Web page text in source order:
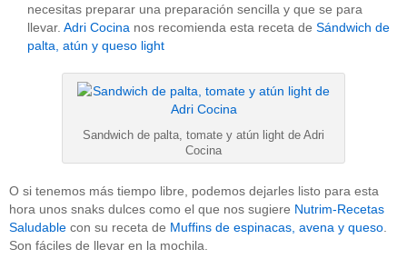
necesitas preparar una preparación sencilla y que se para
llevar. Adri Cocina nos recomienda esta receta de Sándwich de
palta, atún y queso light
Sandwich de palta, tomate y atún light de Adri
Cocina
O si tenemos más tiempo libre, podemos dejarles listo para esta
hora unos snaks dulces como el que nos sugiere Nutrim-Recetas
Saludable con su receta de Muffins de espinacas, avena y queso.
Son fáciles de llevar en la mochila.